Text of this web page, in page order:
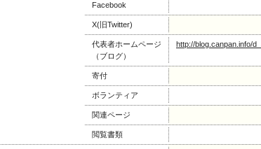
Facebook
X(旧Twitter)
代表者ホームページ
（ブログ）
http://blog.canpan.info/
寄付
ボランティア
関連ページ
閲覧書類